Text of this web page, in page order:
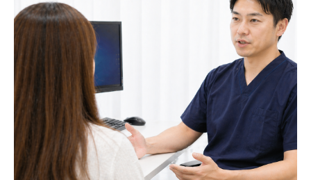
言語
한국어 English